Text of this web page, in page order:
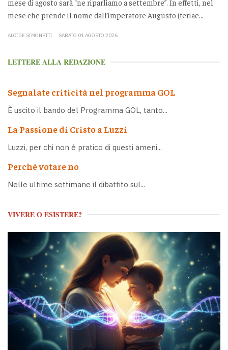
mese di agosto sarà “ne riparliamo a settembre”. In effetti, nel
mese che prende il nome dall’imperatore Augusto (feriae...
ALCIDE SIMONETTI SABATO 01 AGOSTO 2026
LETTERE ALLA REDAZIONE
Segnalate criticità nel programma GOL
È uscito il bando del Programma GOL, tanto...
La Passione di Cristo a Luzzi
Luzzi, per chi non è pratico di questi ameni...
Perché votare no
Nelle ultime settimane il dibattito sul...
VIVERE O ESISTERE?